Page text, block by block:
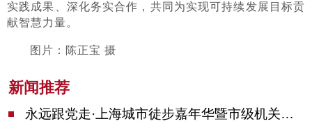
实践成果、深化务实合作，共同为实现可持续发展目标贡
献智慧力量。
图片：陈正宝 摄
新闻推荐
永远跟党走·上海城市徒步嘉年华暨市级机关运动会开幕